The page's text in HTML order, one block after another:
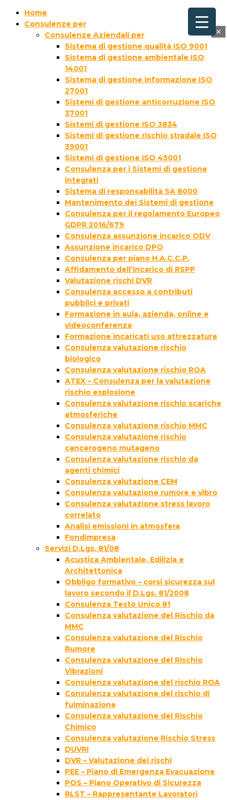
Home
Consulenze per
Consulenze Aziendali per
Sistema di gestione qualità ISO 9001
Sistema di gestione ambientale ISO
14001
Sistema di gestione informazione ISO
27001
Sistemi di gestione anticorruzione ISO
37001
Sistemi di gestione ISO 3834
Sistemi di gestione rischio stradale ISO
39001
Sistemi di gestione ISO 45001
Consulenza per i Sistemi di gestione
integrati
Sistema di responsabilità SA 8000
Mantenimento dei Sistemi di gestione
Consulenza per il regolamento Europeo
GDPR 2016/679
Consulenza assunzione incarico ODV
Assunzione incarico DPO
Consulenza per piano H.A.C.C.P.
Affidamento dell’incarico di RSPP
Valutazione rischi DVR
Consulenza accesso a contributi
pubblici e privati
Formazione in aula, azienda, online e
videoconferenza
Formazione incaricati uso attrezzature
Consulenza valutazione rischio
biologico
Consulenza valutazione rischio ROA
ATEX – Consulenza per la valutazione
rischio esplosione
Consulenza valutazione rischio scariche
atmosferiche
Consulenza valutazione rischio MMC
Consulenza valutazione rischio
cancerogeno mutageno
Consulenza valutazione rischio da
agenti chimici
Consulenza valutazione CEM
Consulenza valutazione rumore e vibro
Consulenza valutazione stress lavoro
correlato
Analisi emissioni in atmosfera
Fondimpresa
Servizi D.Lgs. 81/08
Acustica Ambientale, Edilizia e
Architettonica
Obbligo formativo – corsi sicurezza sul
lavoro secondo il D.Lgs. 81/2008
Consulenza Testo Unico 81
Consulenza valutazione del Rischio da
MMC
Consulenza valutazione del Rischio
Rumore
Consulenza valutazione del Rischio
Vibrazioni
Consulenza valutazione del rischio ROA
Consulenza valutazione del rischio di
fulminazione
Consulenza valutazione del Rischio
Chimico
Consulenza valutazione Rischio Stress
DUVRI
DVR – Valutazione dei rischi
PEE – Piano di Emergenza Evacuazione
POS – Piano Operativo di Sicurezza
RLST – Rappresentante Lavoratori
×